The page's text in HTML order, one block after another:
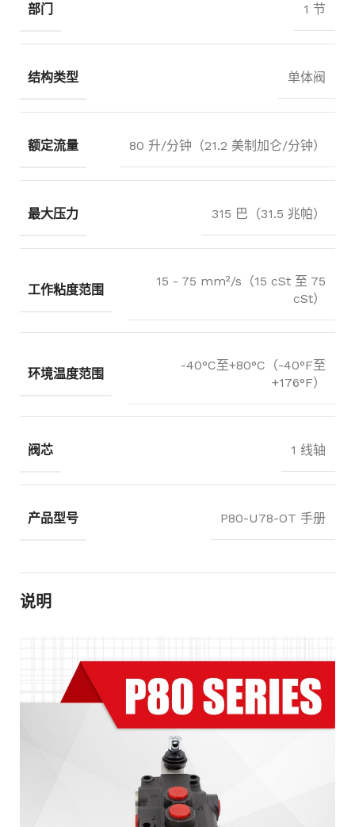
部门 1 节
结构类型 单体阀
额定流量 80 升/分钟（21.2 美制加仑/分钟）
最大压力 315 巴（31.5 兆帕）
工作粘度范围
15 - 75 mm²/s（15 cSt 至 75
cSt）
环境温度范围
-40°C至+80°C（-40°F至
+176°F）
阀芯 1 线轴
产品型号 P80-U78-OT 手册
说明